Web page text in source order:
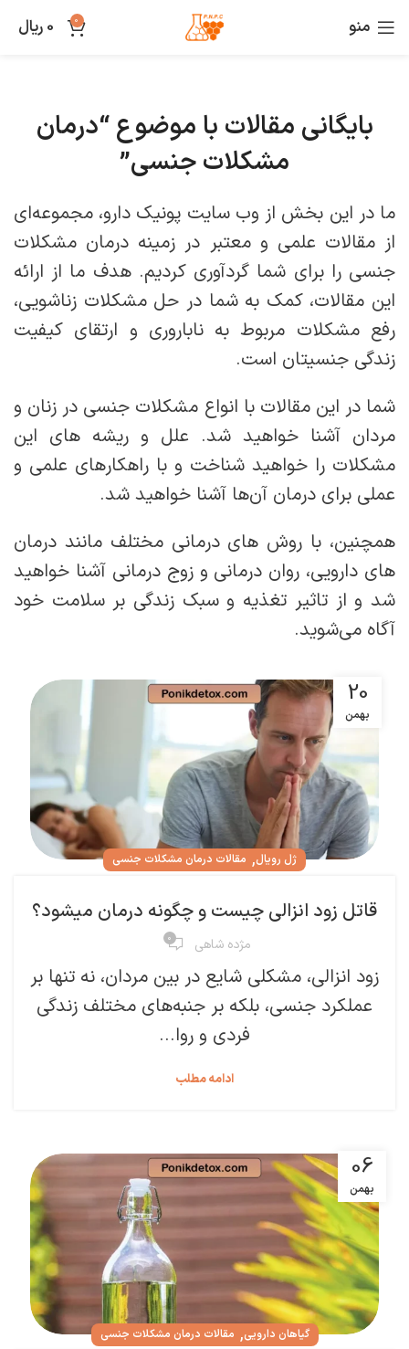
منو 0
0ریال
بایگانی مقالات با موضوع “درمان
مشکلات جنسی”
ما در این بخش از وب سایت پونیک دارو، مجموعه‌ای
از مقالات علمی و معتبر در زمینه درمان مشکلات
جنسی را برای شما گردآوری کردیم. هدف ما از ارائه
این مقالات، کمک به شما در حل مشکلات زناشویی،
رفع مشکلات مربوط به ناباروری و ارتقای کیفیت
زندگی جنسیتان است.
شما در این مقالات با انواع مشکلات جنسی در زنان و
مردان آشنا خواهید شد. علل و ریشه های این
مشکلات را خواهید شناخت و با راهکارهای علمی و
عملی برای درمان آن‌ها آشنا خواهید شد.
همچنین، با روش های درمانی مختلف مانند درمان
های دارویی، روان درمانی و زوج درمانی آشنا خواهید
شد و از تاثیر تغذیه و سبک زندگی بر سلامت خود
آگاه می‌شوید.
20
بهمن
ژل رویال, مقالات درمان مشکلات جنسی
قاتل زود انزالی چیست و چگونه درمان میشود؟
مژده شاهی ۰
زود انزالی، مشکلی شایع در بین مردان، نه تنها بر
عملکرد جنسی، بلکه بر جنبه‌های مختلف زندگی
فردی و روا...
ادامه مطلب
06
بهمن
گیاهان دارویی, مقالات درمان مشکلات جنسی